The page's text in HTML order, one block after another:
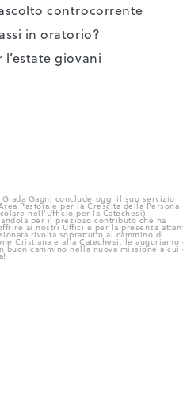
controcorrente
in oratorio?
l’estate giovani